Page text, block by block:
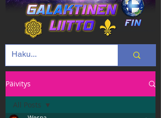
Päivitys
All Posts